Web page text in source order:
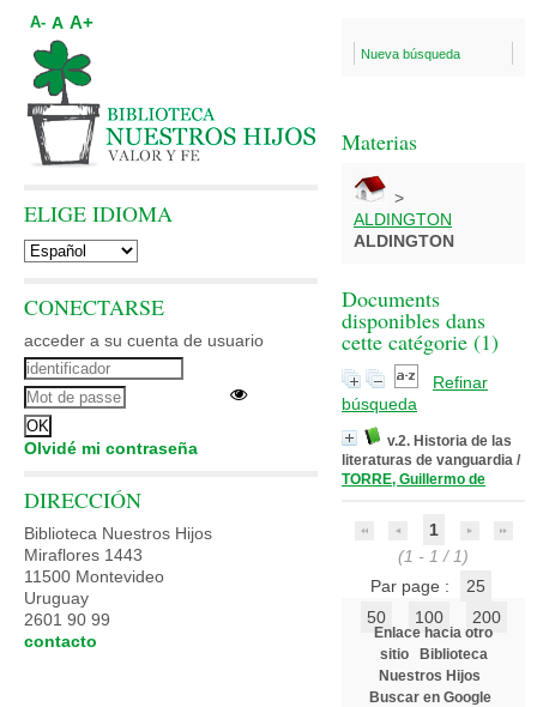
Nueva búsqueda
Materias
>
ALDINGTON
ALDINGTON
Documents
disponibles dans
cette catégorie (1)
Refinar
búsqueda
v.2. Historia de las
literaturas de vanguardia /
TORRE, Guillermo de
1
(1 - 1 / 1)
Par page :
25
50
100 200
Enlace hacia otro
sitio
Biblioteca
Nuestros Hijos
Buscar en Google
A- A A+
ELIGE IDIOMA
CONECTARSE
acceder a su cuenta de usuario
Olvidé mi contraseña
DIRECCIÓN
Biblioteca Nuestros Hijos
Miraflores 1443
11500 Montevideo
Uruguay
2601 90 99
contacto